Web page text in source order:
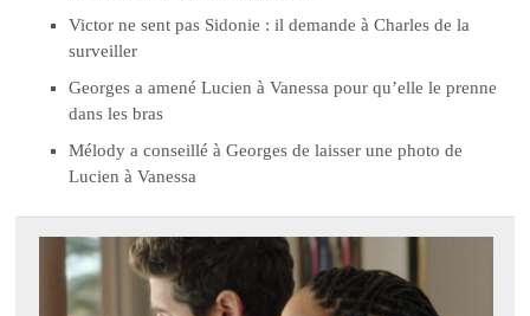
Victor ne sent pas Sidonie : il demande à Charles de la
surveiller
Georges a amené Lucien à Vanessa pour qu’elle le prenne
dans les bras
Mélody a conseillé à Georges de laisser une photo de
Lucien à Vanessa